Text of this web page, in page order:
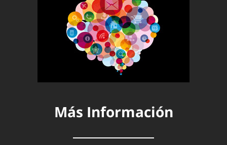
Más Información